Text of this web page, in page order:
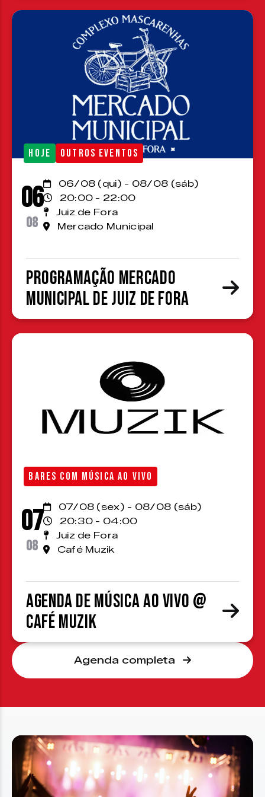
HOJE OUTROS EVENTOS
06
08
06/08 (qui) - 08/08 (sáb)
20:00 - 22:00
Juiz de Fora
Mercado Municipal
Programação Mercado
Municipal de Juiz de Fora
BARES COM MÚSICA AO VIVO
07
08
07/08 (sex) - 08/08 (sáb)
20:30 - 04:00
Juiz de Fora
Café Muzik
Agenda de Música ao Vivo @
Café Muzik
Agenda completa